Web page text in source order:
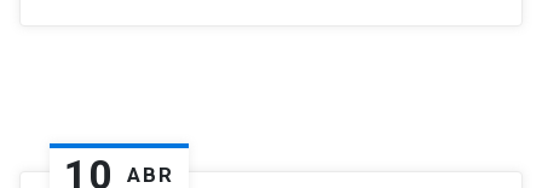
10 ABR